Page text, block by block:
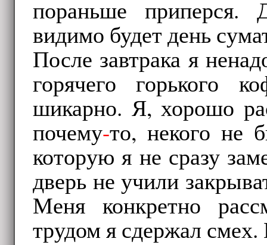
пораньше приперся.
видимо будет день
После завтрака я
горячего горького
шикарно. Я, хорошо
почему-то, некого не
которую я не сразу
дверь не учили
Меня конкретно
трудом я сдержал